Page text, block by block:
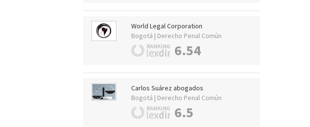
World Legal Corporation
Bogotá | Derecho Penal Común
6.54
Carlos Suárez abogados
Bogotá | Derecho Penal Común
6.5